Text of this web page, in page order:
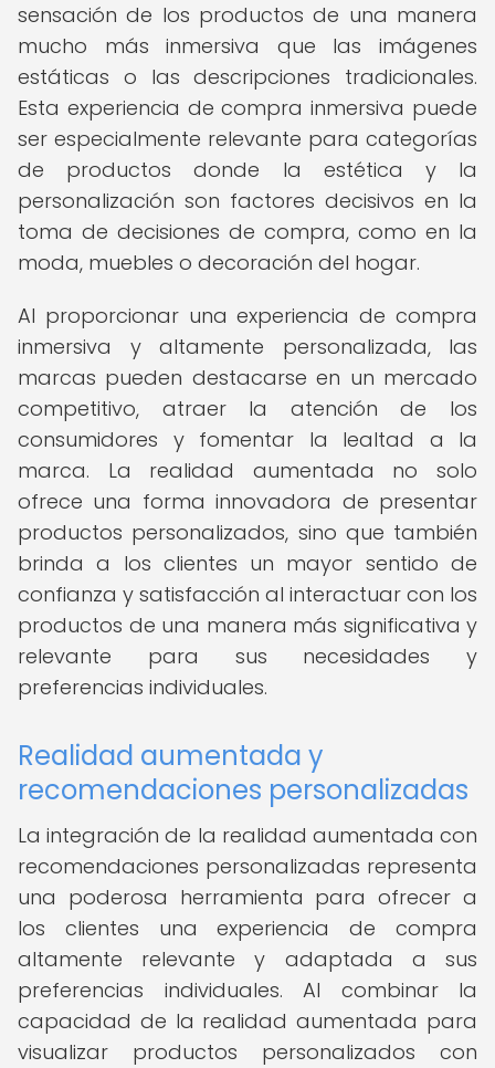
sensación de los productos de una manera
mucho más inmersiva que las imágenes
estáticas o las descripciones tradicionales.
Esta experiencia de compra inmersiva puede
ser especialmente relevante para categorías
de productos donde la estética y la
personalización son factores decisivos en la
toma de decisiones de compra, como en la
moda, muebles o decoración del hogar.
Al proporcionar una experiencia de compra
inmersiva y altamente personalizada, las
marcas pueden destacarse en un mercado
competitivo, atraer la atención de los
consumidores y fomentar la lealtad a la
marca. La realidad aumentada no solo
ofrece una forma innovadora de presentar
productos personalizados, sino que también
brinda a los clientes un mayor sentido de
confianza y satisfacción al interactuar con los
productos de una manera más significativa y
relevante para sus necesidades y
preferencias individuales.
Realidad aumentada y
recomendaciones personalizadas
La integración de la realidad aumentada con
recomendaciones personalizadas representa
una poderosa herramienta para ofrecer a
los clientes una experiencia de compra
altamente relevante y adaptada a sus
preferencias individuales. Al combinar la
capacidad de la realidad aumentada para
visualizar productos personalizados con